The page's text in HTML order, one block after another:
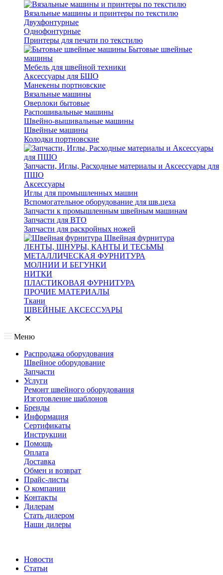
Вязальные машины и принтеры по текстилю
Двухфонтурные
Однофонтурные
Принтеры для печати по текстилю
Бытовые швейные
машины
Мебель для швейной техники
Аксессуары для БШО
Манекены портновские
Вязальные машины
Оверлоки бытовые
Распошивальные машины
Швейно-вышивальные машины
Швейные машины
Колодки портновские
Запчасти, Иглы, Расходные материалы и Аксессуары для
ПШО
Аксессуары
Иглы для промышленных машин
Вспомогательное оборудование для шв.цеха
Запчасти к промышленным швейным машинам
Запчасти для ВТО
Запчасти для раскройных ножей
Швейная фурнитура
ЛЕНТЫ, ШНУРЫ, КАНТЫ И ТЕСЬМЫ
МЕТАЛЛИЧЕСКАЯ ФУРНИТУРА
МОЛНИИ И БЕГУНКИ
НИТКИ
ПЛАСТИКОВАЯ ФУРНИТУРА
ПРОЧИЕ МАТЕРИАЛЫ
Ткани
ШВЕЙНЫЕ АКСЕССУАРЫ
Меню
Распродажа оборудования
Швейное оборудование
Запчасти
Услуги
Ремонт швейного оборудования
Изготовление шаблонов
Бренды
Информация
Сертификаты
Инструкции
Помощь
Оплата
Доставка
Обмен и возврат
Прайс-листы
О компании
Контакты
Дилерам
Стать дилером
Наши дилеры
Новости
Статьи